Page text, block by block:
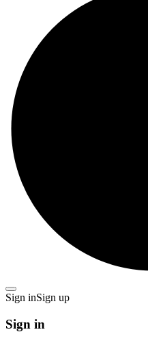
Sign inSign up
Sign in